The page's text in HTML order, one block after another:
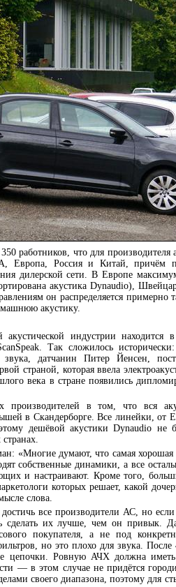
работников, что для производителя
Россия и Китай, причём
дилерской сети. В Европе
акустика Dynaudio),
он распределяется примерно
акустику.
индустрии находится
Так сложилось
звука, датчанин Питер Йенсен,
страной, которая ввела
века в стране появились
производителей в том, что вся
в Скандерборге. Все линейки, от
дешёвой акустики Dynaudio
«Многие думают, что самая хорошая
собственные динамики, а все
и настраивают. Кроме того,
которых решает, какой
слова.
все производители АС, но
сделать их лучше, чем он привык.
покупателя, а не под
но это плохо для звука.
цепочки. Ровную АЧХ должна иметь
— в этом случае не придётся
своего диапазона, поэтому для